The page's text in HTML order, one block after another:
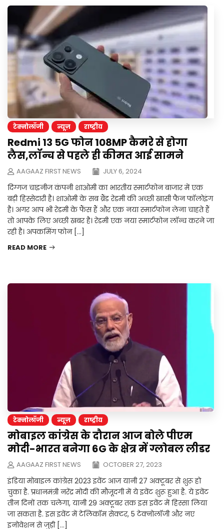
टेक्नोलॉजी न्यूज़ राष्ट्रीय
Redmi 13 5G फोन 108MP कैमरे से होगा
लैस,लॉन्च से पहले ही कीमत आई सामने
AAGAAZ FIRST NEWS JULY 6, 2024
दिग्गज चाइनीज कंपनी शाओमी का भारतीय स्मार्टफोन बाजार में एक
बड़ी हिस्सेदारी है। शाओमी के सब ब्रैंड रेडमी की अच्छी खासी फैन फॉलोइंग
है। अगर आप भी रेडमी के फैंस हैं और एक नया स्मार्टफोन लेना चाहते हैं
तो आपके लिए अच्छी खबर है। रेडमी एक नया स्मार्टफोन लॉन्च करने जा
रही है। अपकमिंग फोन […]
READ MORE
टेक्नोलॉजी न्यूज़ राष्ट्रीय
मोबाइल कांग्रेस के दौरान आज बोले पीएम
मोदी-भारत बनेगा 6G के क्षेत्र में ग्लोबल लीडर
AAGAAZ FIRST NEWS OCTOBER 27, 2023
इंडिया मोबाइल कांग्रेस 2023 इवेंट आज यानी 27 अक्टूबर से शुरू हो
चुका है. प्रधानमंत्री नरेंद्र मोदी की मौजूदगी में ये इवेंट शुरू हुआ है. ये इवेंट
तीन दिनों तक चलेगा, यानी 29 अक्टूबर तक इस इवेंट में हिस्सा लिया
जा सकता है. इस इवेंट में टेलिकॉम सेक्टर, 5 टेक्नोलॉजी और नए
इनोवेशन से जुड़ी […]